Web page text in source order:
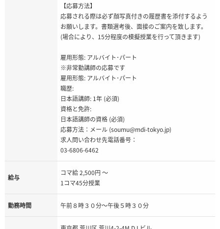
【応募方法】
応募される際は必ず顔写真付きの履歴書を添付するよう
お願いします。書類選考後、面接のご案内を致します。
(場合により、15分程度の模擬授業を行って頂きます)
雇用形態: アルバイト･パート
※非常勤講師の応募です
雇用形態: アルバイト･パート
職歴:
日本語講師: 1年 (必須)
資格と免許:
日本語講師の資格 (必須)
応募方法：メール (soumu@mdi-tokyo.jp)
求人問い合わせ先電話番号：
03-6806-6462
給与
コマ給 2,500円 ～
1コマ45分授業
勤務時間 午前８時３０分～午後５時３０分